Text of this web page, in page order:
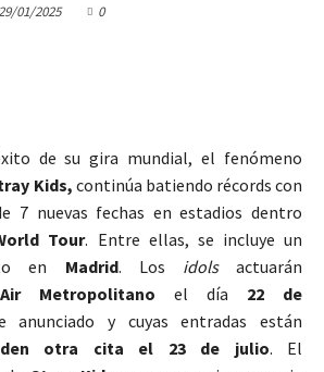
01/2025 0
de su gira mundial, el fenómeno
Kids, continúa batiendo récords con
7 nuevas fechas en estadios dentro
Tour. Entre ellas, se incluye un
en Madrid. Los idolsactuarán
Metropolitano el día 22 de
anunciado y cuyas entradas están
otra cita el 23 de julio. El